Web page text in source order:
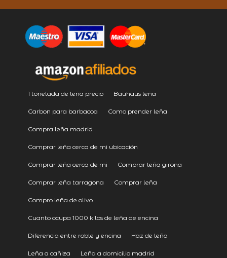
1 tonelada de leña precio Bauhaus leña
Carbon para barbacoa Como prender leña
Compra leña madrid
Comprar leña cerca de mi ubicación
Comprar leña cerca de mi Comprar leña girona
Comprar leña tarragona Comprar leña
Compro leña de olivo
Cuanto ocupa 1000 kilos de leña de encina
Diferencia entre roble y encina Haz de leña
Leña a cañiza Leña a domicilio madrid